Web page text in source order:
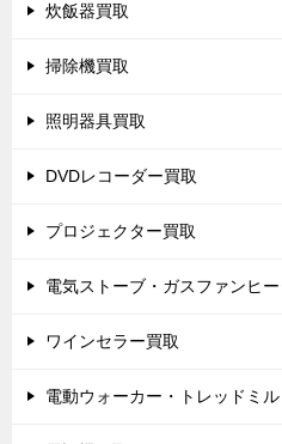
炊飯器買取
掃除機買取
照明器具買取
DVDレコーダー買取
プロジェクター買取
電気ストーブ・ガスファンヒ
ワインセラー買取
電動ウォーカー・トレッドミル